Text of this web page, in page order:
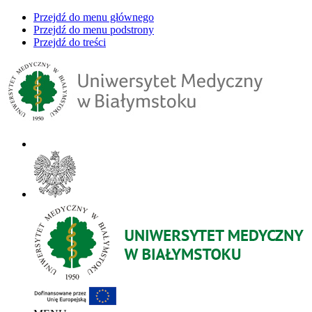
Przejdź do menu głównego
Przejdź do menu podstrony
Przejdź do treści